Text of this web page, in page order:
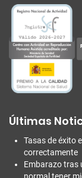
Últimas
Tasas de éxito
correctamente
Embarazo tras